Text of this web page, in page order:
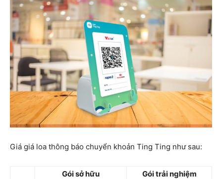
Giá giá loa thông báo chuyển khoản Ting Ting như sau:
Gói sở hữu Gói trải nghiệm